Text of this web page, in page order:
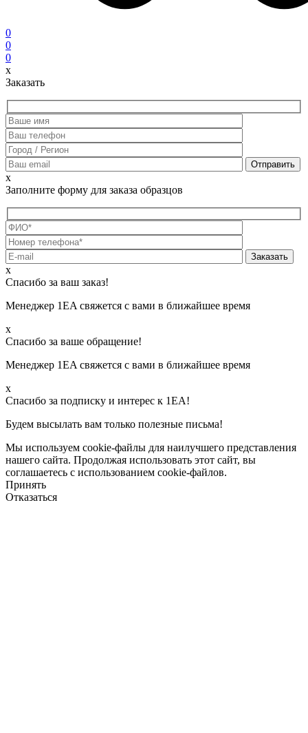
0
0
0
x
Заказать
x
Заполните форму для заказа образцов
х
Спасибо за ваш заказ!
Менеджер 1EA свяжется с вами в ближайшее время
х
Спасибо за ваше обращение!
Менеджер 1EA свяжется с вами в ближайшее время
х
Спасибо за подписку и интерес к 1ЕА!
Будем высылать вам только полезные письма!
Мы используем cookie-файлы для наилучшего представления
нашего сайта. Продолжая использовать этот сайт, вы
соглашаетесь с использованием cookie-файлов.
Принять
Отказаться